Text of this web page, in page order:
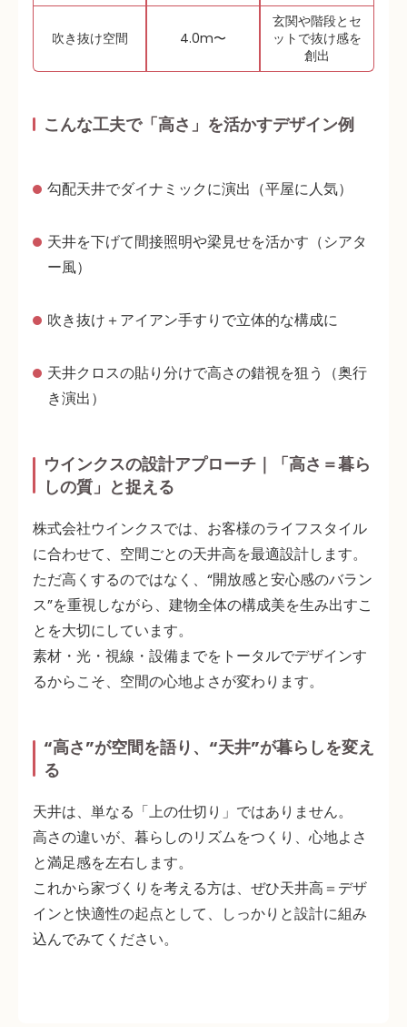
吹き抜け空間 4.0m〜
玄関や階段とセ
ットで抜け感を
創出
こんな工夫で「高さ」を活かすデザイン例
勾配天井でダイナミックに演出 （平屋に人気）
天井を下げて間接照明や梁見せを活かす （シアタ
ー風）
吹き抜け＋アイアン手すりで立体的な構成に
天井クロスの貼り分けで高さの錯視を狙う
（奥行
き演出）
ウインクスの設計アプローチ｜「高さ＝暮ら
しの質」と捉える
株式会社ウインクスでは、 お客様のライフスタイル
に合わせて、空間ごとの天井高を最適設計します。
ただ高くするのではなく、 “開放感と安心感のバラン
ス”を重視しながら、建物全体の構成美を生み出すこ
とを大切にしています。
素材・光・視線・設備までをトータルでデザインす
るからこそ、空間の心地よさが変わります。
“高さ”が空間を語り、“天井”が暮らしを変え
る
天井は、単なる「上の仕切り」ではありません。
高さの違いが、暮らしのリズムをつくり、心地よさ
と満足感を左右します。
これから家づくりを考える方は、ぜひ天井高＝デザ
インと快適性の起点として、しっかりと設計に組み
込んでみてください。